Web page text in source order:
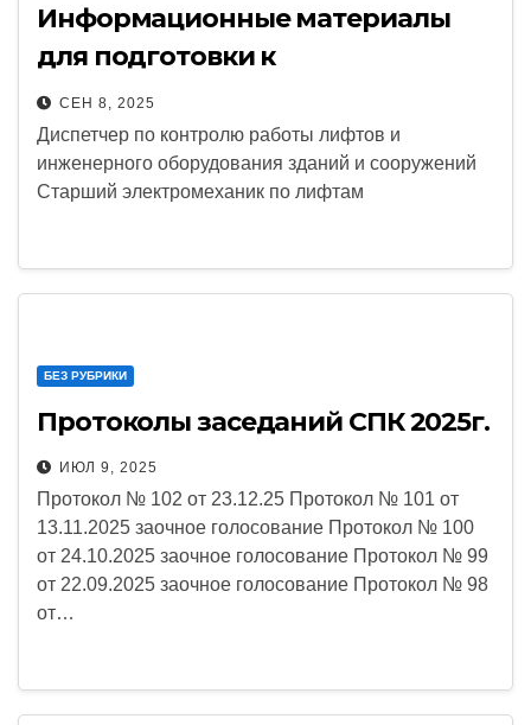
Информационные материалы
для подготовки к
профессиональному экзамену
СЕН 8, 2025
Диспетчер по контролю работы лифтов и
инженерного оборудования зданий и сооружений
Старший электромеханик по лифтам
БЕЗ РУБРИКИ
Протоколы заседаний СПК 2025г.
ИЮЛ 9, 2025
Протокол № 102 от 23.12.25 Протокол № 101 от
13.11.2025 заочное голосование Протокол № 100
от 24.10.2025 заочное голосование Протокол № 99
от 22.09.2025 заочное голосование Протокол № 98
от…